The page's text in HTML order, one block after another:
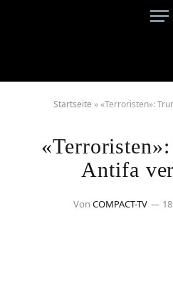
Startseite »«Terroristen»:
Antifa
Von COMPACT-TV